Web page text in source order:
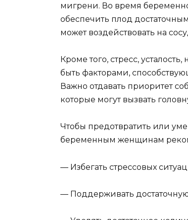
мигрени. Во время
обеспечить плод
может воздействовать на
Кроме того, стресс,
быть факторами,
Важно отдавать приоритет
которые могут вызвать
Чтобы предотвратить или
беременным женщинам
— Избегать стрессовых
— Поддерживать